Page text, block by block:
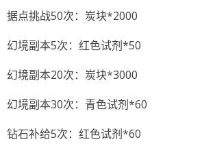
据点挑战50次：炭块*2000
幻境副本5次：红色试剂*50
幻境副本20次：炭块*3000
幻境副本30次：青色试剂*60
钻石补给5次：红色试剂*60